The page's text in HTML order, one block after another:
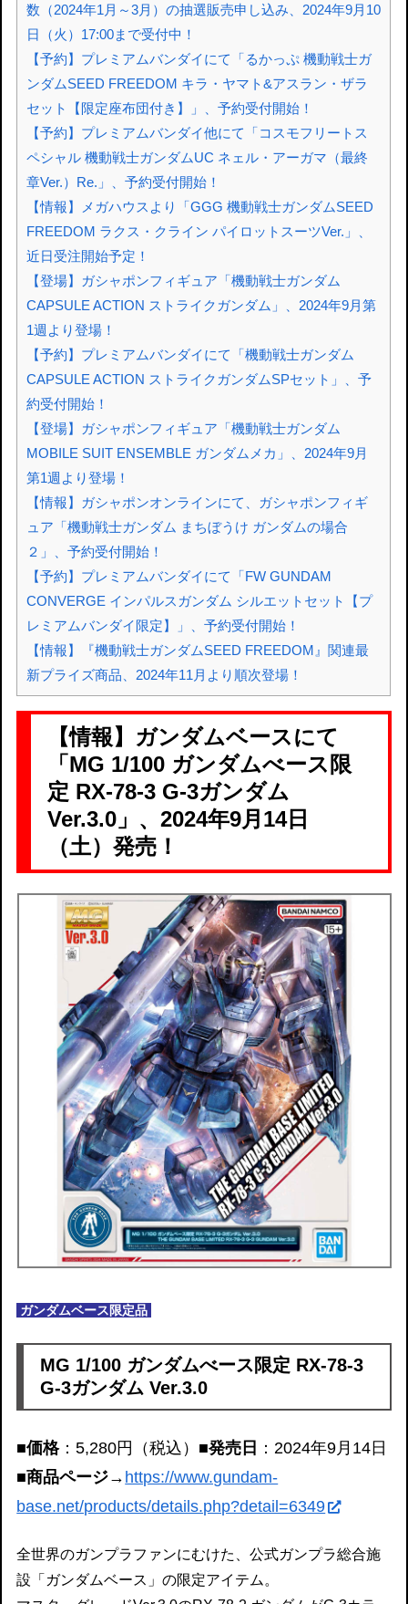
数（2024年1月～3月）の抽選販売申し込み、2024年9月10
日（火）17:00まで受付中！
【予約】プレミアムバンダイにて「るかっぷ 機動戦士ガ
ンダムSEED FREEDOM キラ・ヤマト&アスラン・ザラ
セット【限定座布団付き】」、予約受付開始！
【予約】プレミアムバンダイ他にて「コスモフリートス
ペシャル 機動戦士ガンダムUC ネェル・アーガマ（最終
章Ver.）Re.」、予約受付開始！
【情報】メガハウスより「GGG 機動戦士ガンダムSEED
FREEDOM ラクス・クライン パイロットスーツVer.」、
近日受注開始予定！
【登場】ガシャポンフィギュア「機動戦士ガンダム
CAPSULE ACTION ストライクガンダム」、2024年9月第
1週より登場！
【予約】プレミアムバンダイにて「機動戦士ガンダム
CAPSULE ACTION ストライクガンダムSPセット」、予
約受付開始！
【登場】ガシャポンフィギュア「機動戦士ガンダム
MOBILE SUIT ENSEMBLE ガンダムメカ」、2024年9月
第1週より登場！
【情報】ガシャポンオンラインにて、ガシャポンフィギ
ュア「機動戦士ガンダム まちぼうけ ガンダムの場合
２」、予約受付開始！
【予約】プレミアムバンダイにて「FW GUNDAM
CONVERGE インパルスガンダム シルエットセット【プ
レミアムバンダイ限定】」、予約受付開始！
【情報】『機動戦士ガンダムSEED FREEDOM』関連最
新プライズ商品、2024年11月より順次登場！
【情報】ガンダムベースにて
「MG 1/100 ガンダムべース限
定 RX-78-3 G-3ガンダム
Ver.3.0」、2024年9月14日
（土）発売！
ガンダムベース限定品
MG 1/100 ガンダムべース限定 RX-78-3
G-3ガンダム Ver.3.0
■価格：5,280円（税込） ■発売日 ：2024年9月14日
■商品ページ→ https://www.gundam-
base.net/products/details.php?detail=6349
全世界のガンプラファンにむけた、公式ガンプラ総合施
設「ガンダムベース」の限定アイテム。